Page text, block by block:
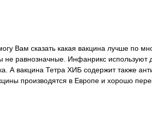
Вам сказать какая вакцина лучше по
не равнозначные. Инфанрикс используют
А вакцина Тетра ХИБ содержит также
производятся в Европе и хорошо